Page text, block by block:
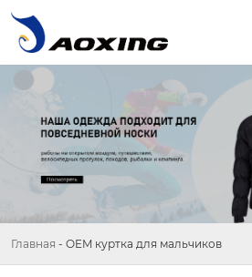
Главная - OEM куртка для мальчиков